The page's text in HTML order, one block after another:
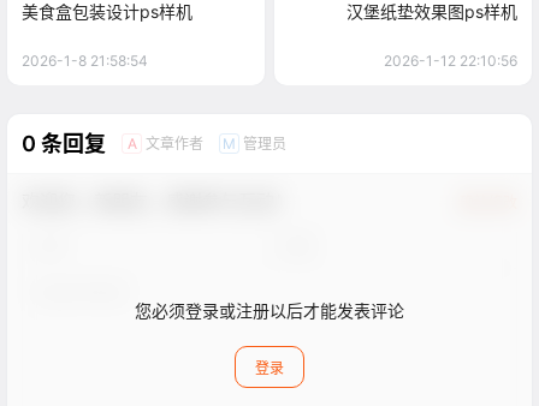
美食盒包装设计ps样机
2026-1-8 21:58:54
汉堡纸垫效果图ps样机
2026-1-12 22:10:56
0 条回复 A 文章作者 M 管理员
您必须登录或注册以后才能发表评论
登录